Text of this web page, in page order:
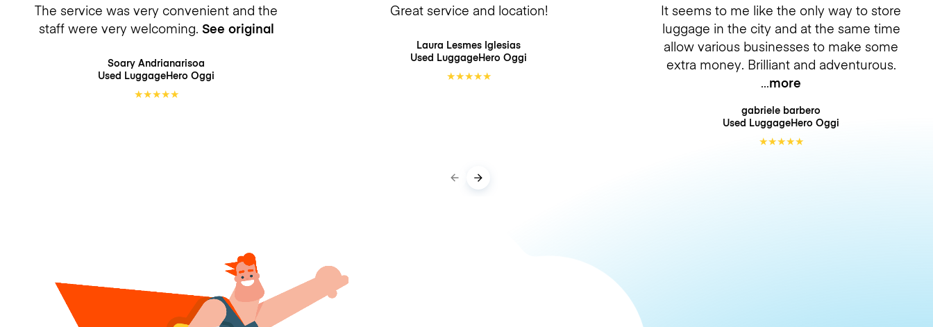
The service was very convenient and the
staff were very welcoming. See original
Soary Andrianarisoa
Used LuggageHero Oggi
★★★★★
Great service and location!
Laura Lesmes Iglesias
Used LuggageHero Oggi
★★★★★
It seems to me like the only way to store
luggage in the city and at the same time
allow various businesses to make some
extra money. Brilliant and adventurous.
more
gabriele barbero
Used LuggageHero Oggi
★★★★★